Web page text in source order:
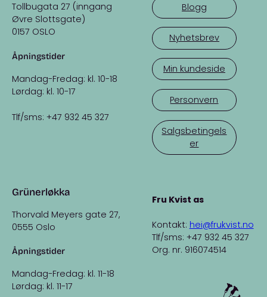
Tollbugata 27 (inngang
Øvre Slottsgate)
0157 OSLO
Åpningstider
Mandag-Fredag: kl. 10-18
Lørdag: kl. 10-17
Tlf/sms: +47 932 45 327
Grünerløkka
Thorvald Meyers gate 27,
0555 Oslo
Åpningstider
Mandag-Fredag: kl. 11-18
Lørdag: kl. 11-17
Blogg
Nyhetsbrev
Min kundeside
Personvern
Salgsbetingels
er
Fru Kvist as
Kontakt: hei@frukvist.no
Tlf/sms: +47 932 45 327
Org. nr. 916074514